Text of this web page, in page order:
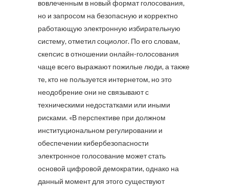
вовлеченным в новый формат голосования,
но и запросом на безопасную и корректно
работающую электронную избирательную
систему, отметил социолог. По его словам,
скепсис в отношении онлайн-голосования
чаще всего выражают пожилые люди, а также
те, кто не пользуется интернетом, но это
неодобрение они не связывают с
техническими недостатками или иными
рисками. «В перспективе при должном
институциональном регулировании и
обеспечении кибербезопасности
электронное голосование может стать
основой цифровой демократии, однако на
данный момент для этого существуют